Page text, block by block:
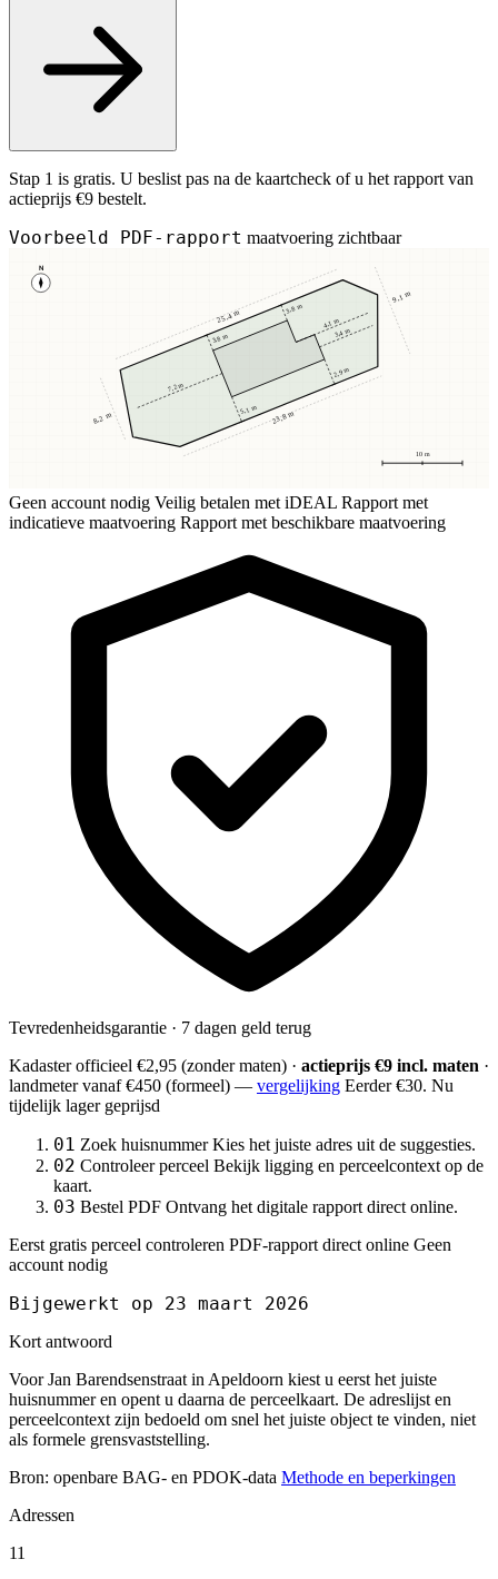
Stap 1 is gratis. U beslist pas na de kaartcheck of u het rapport van
actieprijs €9 bestelt.
Voorbeeld PDF-rapport maatvoering zichtbaar
N
10 m
3,8 m
3,8 m
5,1 m
2,9 m
7,2 m
3,4 m
4,1 m
25,4 m
23,8 m
8,2 m
9,1 m
Geen account nodig Veilig betalen met iDEAL Rapport met
indicatieve maatvoering Rapport met beschikbare maatvoering
Tevredenheidsgarantie · 7 dagen geld terug
Kadaster officieel €2,95 (zonder maten) · actieprijs €9 incl. maten ·
landmetervanaf €450 (formeel) — vergelijking Eerder €30. Nu
tijdelijk lager geprijsd
01 Zoek huisnummer Kies het juiste adres uit de suggesties.
02 Controleer perceel Bekijk ligging en perceelcontext op de
kaart.
03 Bestel PDF Ontvang het digitale rapport direct online.
Eerst gratis perceel controleren PDF-rapport direct online Geen
account nodig
Bijgewerkt op 23 maart 2026
Kort antwoord
Voor Jan Barendsenstraat in Apeldoorn kiest u eerst het juiste
huisnummer en opent u daarna de perceelkaart. De adreslijst en
perceelcontext zijn bedoeld om snel het juiste object te vinden, niet
als formele grensvaststelling.
Bron: openbare BAG- en PDOK-data Methode en beperkingen
Adressen
11